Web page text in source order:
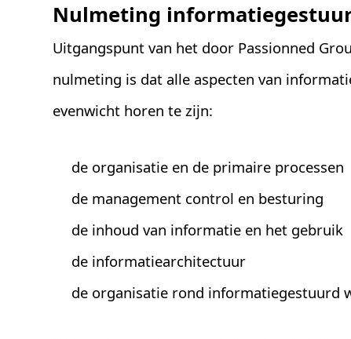
Nulmeting
Uitgangspunt van het door Passionned
nulmeting is dat alle aspecten van
evenwicht horen te zijn:
de organisatie en de primaire processen
de management control en besturing
de inhoud van informatie en het gebruik
de informatiearchitectuur
de organisatie rond informatiegestuurd